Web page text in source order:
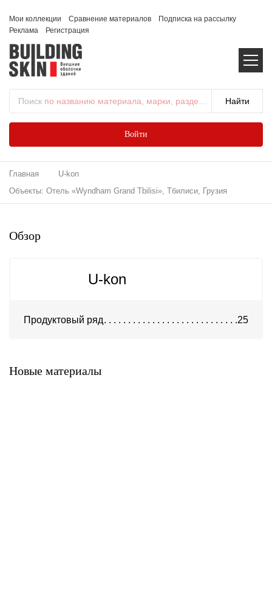
Мои коллекции Сравнение материалов
Подписка на рассылку
Реклама
Регистрация
Поиск по названию материала, марки, раздела...
Войти
Главная
U-kon
Объекты: Отель «Wyndham Grand Tbilisi», Тбилиси, Грузия
Обзор
U-kon
Продуктовый ряд 25
Новые материалы